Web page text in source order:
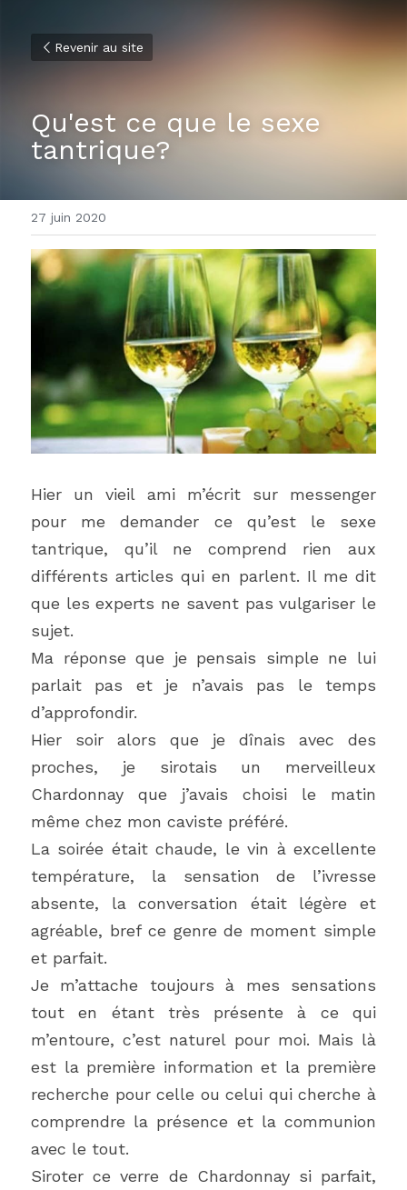
Revenir au site
Qu'est ce que le sexe
tantrique?
27 juin 2020
Hier un vieil ami m’écrit sur messenger
pour me demander ce qu’est le sexe
tantrique, qu’il ne comprend rien aux
différents articles qui en parlent. Il me dit
que les experts ne savent pas vulgariser le
sujet.
Ma réponse que je pensais simple ne lui
parlait pas et je n’avais pas le temps
d’approfondir.
Hier soir alors que je dînais avec des
proches, je sirotais un merveilleux
Chardonnay que j’avais choisi le matin
même chez mon caviste préféré.
La soirée était chaude, le vin à excellente
température, la sensation de l’ivresse
absente, la conversation était légère et
agréable, bref ce genre de moment simple
et parfait.
Je m’attache toujours à mes sensations
tout en étant très présente à ce qui
m’entoure, c’est naturel pour moi. Mais là
est la première information et la première
recherche pour celle ou celui qui cherche à
comprendre la présence et la communion
avec le tout.
Siroter ce verre de Chardonnay si parfait,